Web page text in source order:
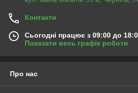
Контакти
Сьогодні працює з 09:00 до
Показати весь графік роботи
Про нас